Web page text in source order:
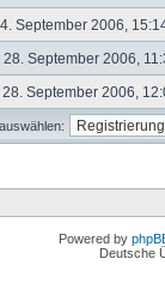
September 2006,
28. September 2006,
28. September 2006,
Powered by
Deutsche